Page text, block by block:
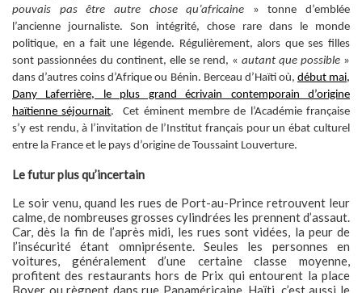
pouvais pas être autre chose qu’africaine » tonne d’emblée
l’ancienne journaliste. Son intégrité, chose rare dans le monde
politique, en a fait une légende. Régulièrement, alors que ses filles
sont passionnées du continent, elle se rend, « autant que possible »
dans d’autres coins d’Afrique ou Bénin. Berceau d’Haïti où, début mai,
Dany Laferrière, le plus grand écrivain contemporain d’origine
haïtienne séjournait. Cet éminent membre de l’Académie française
s’y est rendu, à l’invitation de l’Institut français pour un ébat culturel
entre la France et le pays d’origine de Toussaint Louverture.
Le futur plus qu’incertain
Le soir venu, quand les rues de Port-au-Prince retrouvent leur
calme, de nombreuses grosses cylindrées les prennent d’assaut.
Car, dès la fin de l’après midi, les rues sont vidées, la peur de
l’insécurité étant omniprésente. Seules les personnes en
voitures, généralement d’une certaine classe moyenne,
profitent des restaurants hors de Prix qui entourent la place
Boyer ou règnent dans rue Panaméricaine. Haïti, c’est aussi le